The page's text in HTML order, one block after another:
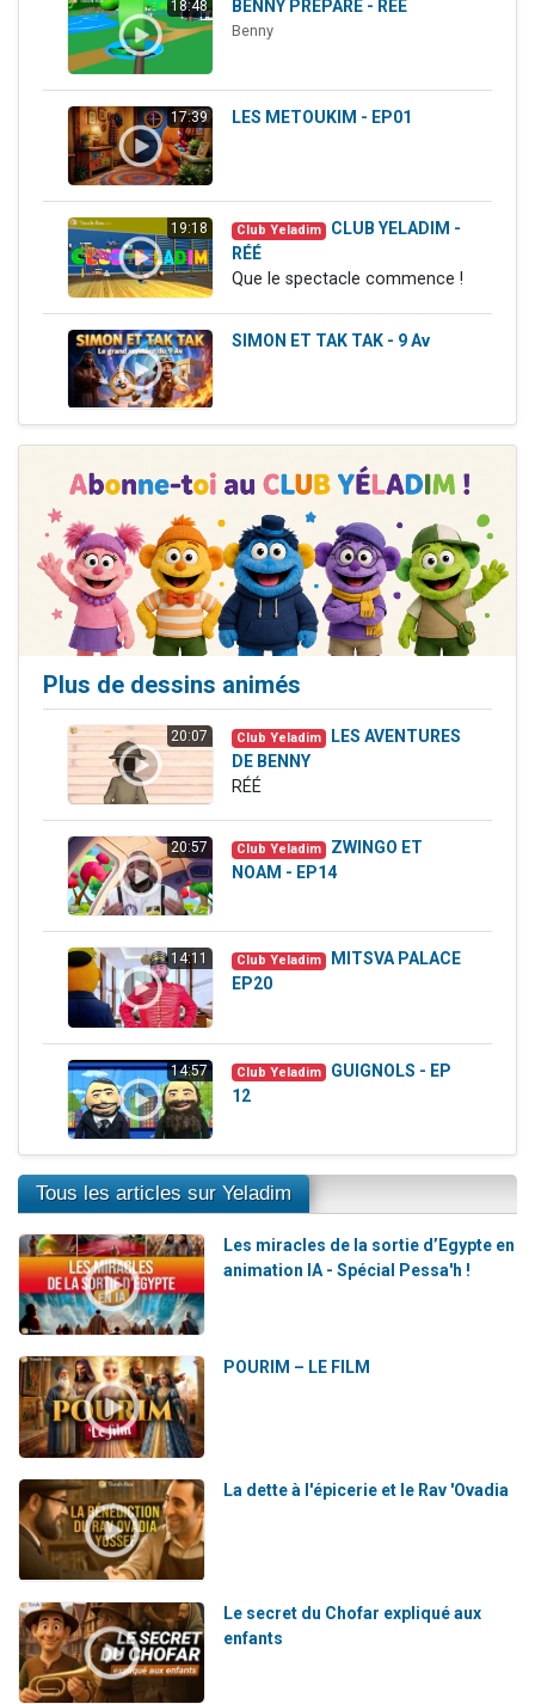
Il reste 49 places pour étudier en groupe sur Zoom
3 personnes viennent de nous rejoindre sur WhatsApp
18:48 BENNY PREPARE - RÉÉ
Benny
17:39 LES METOUKIM - EP01
19:18 Club Yeladim
CLUB YELADIM -
RÉÉ
Que le spectacle commence !
SIMON ET TAK TAK - 9 Av
Plus de dessins animés
20:07 Club Yeladim
LES AVENTURES
DE BENNY
RÉÉ
20:57 Club Yeladim
ZWINGO ET
NOAM - EP14
14:11 Club Yeladim
MITSVA PALACE
EP20
14:57 Club Yeladim
GUIGNOLS - EP
12
Tous les articles sur Yeladim
Les miracles de la sortie d’Egypte en
animation IA - Spécial Pessa'h !
POURIM – LE FILM
La dette à l'épicerie et le Rav 'Ovadia
Le secret du Chofar expliqué aux
enfants